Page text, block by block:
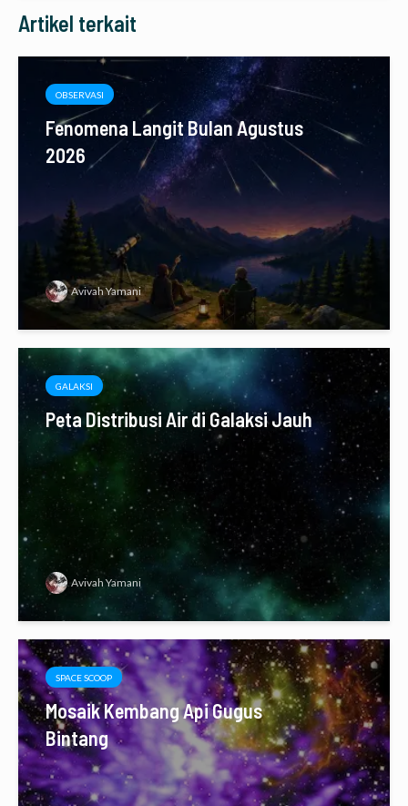
Artikel terkait
OBSERVASI
Fenomena Langit Bulan Agustus
2026
Avivah Yamani
GALAKSI
Peta Distribusi Air di Galaksi Jauh
Avivah Yamani
SPACE SCOOP
Mosaik Kembang Api Gugus
Bintang